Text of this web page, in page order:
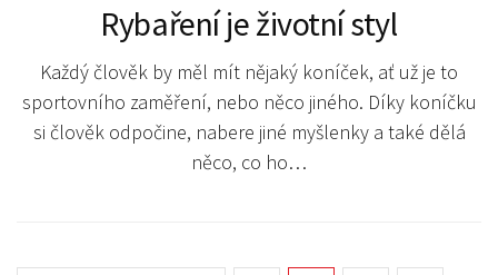
Rybaření je životní styl
Každý člověk by měl mít nějaký koníček, ať už je to
sportovního zaměření, nebo něco jiného. Díky koníčku
si člověk odpočine, nabere jiné myšlenky a také dělá
něco, co ho…